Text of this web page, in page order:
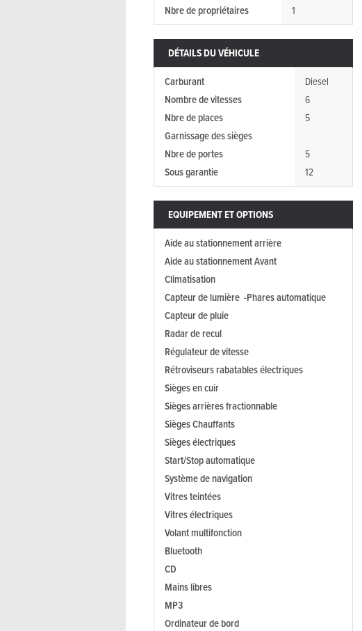
Nbre de propriétaires
1
DÉTAILS DU VÉHICULE
Carburant
Diesel
Nombre de vitesses
6
Nbre de places
5
Garnissage des sièges
Nbre de portes
5
Sous garantie
12
EQUIPEMENT ET OPTIONS
Aide au stationnement arrière
Aide au stationnement Avant
Climatisation
Capteur de lumière -Phares automatique
Capteur de pluie
Radar de recul
Régulateur de vitesse
Rétroviseurs rabatables électriques
Sièges en cuir
Sièges arrières fractionnable
Sièges Chauffants
Sièges électriques
Start/Stop automatique
Système de navigation
Vitres teintées
Vitres électriques
Volant multifonction
Bluetooth
CD
Mains libres
MP3
Ordinateur de bord